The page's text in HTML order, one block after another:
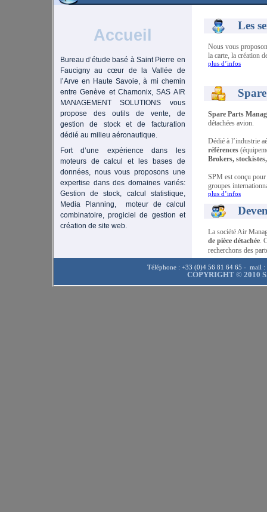
Accueil
Bureau d’étude basé à Saint Pierre en
Faucigny au cœur de la Vallée de
l’Arve en Haute Savoie, à mi chemin
entre Genève et Chamonix, SAS AIR
MANAGEMENT SOLUTIONS vous
propose des outils de vente, de
gestion de stock et de facturation
dédié au milieu aéronautique.
Fort d’une expérience dans les
moteurs de calcul et les bases de
données, nous vous proposons une
expertise dans des domaines variés:
Gestion de stock, calcul statistique,
Media Planning, moteur de calcul
combinatoire, progiciel de gestion et
création de site web.
Les
Nous vous
la carte, la création
plus d’infos
Spare Parts
détachées avion.
Dédié à l’industrie
références
Brokers,
SPM est conçu pour
groupes
plus d’infos
La société Air
de pièce détachée.
recherchons des
Téléphone : +33 (0)4 56 81 64 65 - mail :
COPYRIGHT © 2010